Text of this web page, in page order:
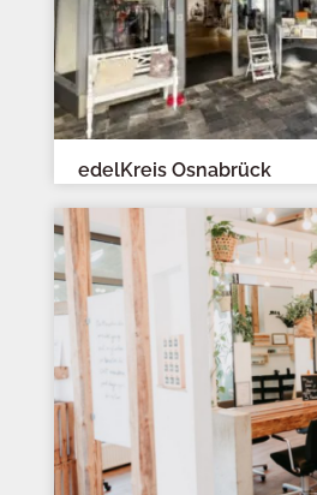
edelKreis Osnabrück